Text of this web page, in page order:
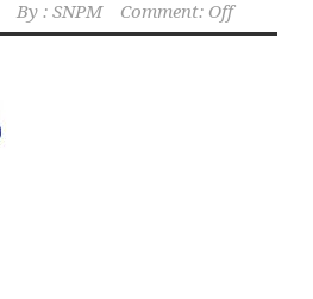
By : SNPM Comment: Off